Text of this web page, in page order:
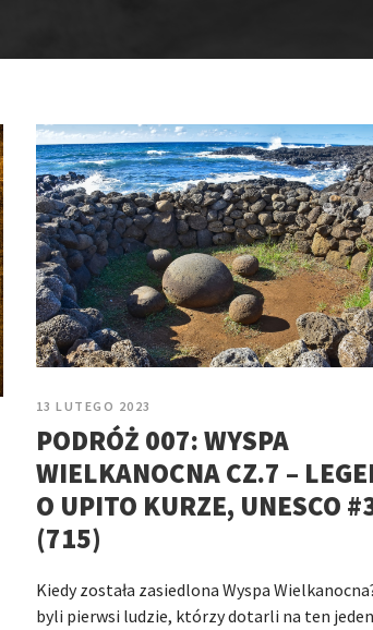
13 LUTEGO 2023
PODRÓŻ 007: WYSPA
WIELKANOCNA CZ.7 –
O UPITO KURZE, UNESCO
(715)
Kiedy została zasiedlona Wyspa
byli pierwsi ludzie, którzy dotarli na ten